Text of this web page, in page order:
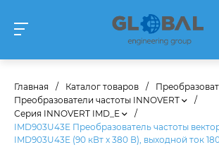
Главная / Каталог товаров /
Преобразователи частоты INNOVERT
/
Серия INNOVERT IMD_E
/
IMD903U43E Преобразователь частоты
IMD903U43E (90 кВт x 380 В), выходной ток